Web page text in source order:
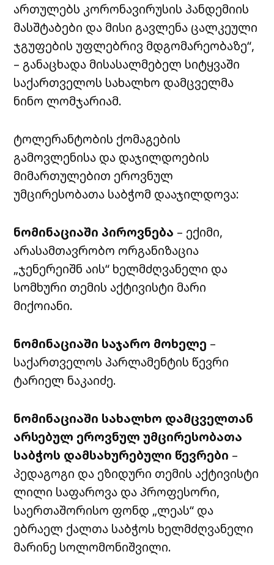
ართულებს კორონავირუსის პანდემიის
მასშტაბები და მისი გავლენა ცალკეული
ჯგუფების უფლებრივ მდგომარეობაზე“,
– განაცხადა მისასალმებელ სიტყვაში
საქართველოს სახალხო დამცველმა
ნინო ლომჯარიამ.
ტოლერანტობის ქომაგების
გამოვლენისა და დაჯილდოების
მიმართულებით ეროვნულ
უმცირესობათა საბჭომ დააჯილდოვა:
ნომინაციაში პიროვნება – ექიმი,
არასამთავრობო ორგანიზაცია
„ჯენერეიშნ აის“ ხელმძღვანელი და
სომხური თემის აქტივისტი მარი
მიქოიანი.
ნომინაციაში საჯარო მოხელე –
საქართველოს პარლამენტის წევრი
ტარიელ ნაკაიძე.
ნომინაციაში სახალხო დამცველთან
არსებულ ეროვნულ უმცირესობათა
საბჭოს დამსახურებული წევრები –
პედაგოგი და ეზიდური თემის აქტივისტი
ლილი საფაროვა და პროფესორი,
საერთაშორისო ფონდ „ლეას“ და
ებრაელ ქალთა საბჭოს ხელმძღვანელი
მარინე სოლომონიშვილი.